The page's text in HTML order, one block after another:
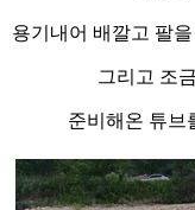
용기내어 배깔고 팔
그리고 조
준비해온 튜브